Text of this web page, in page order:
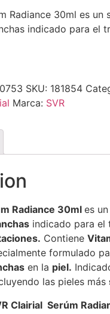
Radiance 30ml es un
indicado para el
SKU: 181854
Marca: SVR
Radiance 30ml es un
indicado para el
Contiene
formulado
en la piel.
las pieles más
Clairial Serúm